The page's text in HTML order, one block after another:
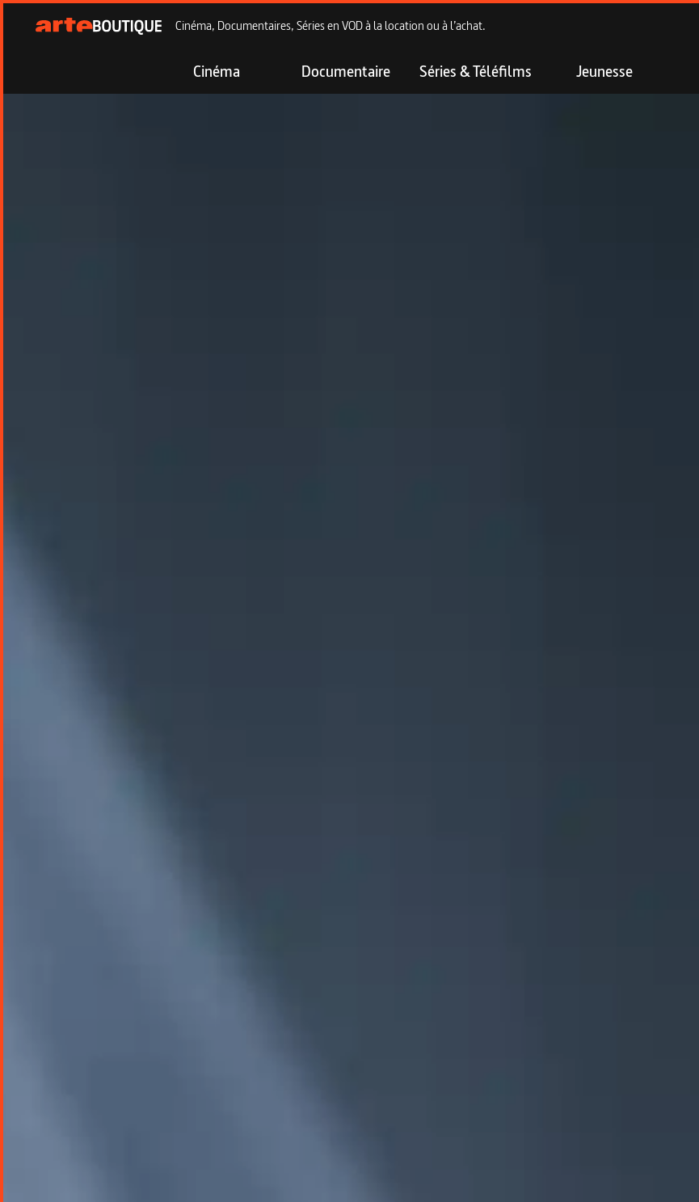
Cinéma, Documentaires, Séries en VOD à la location ou à l’achat.
Cinéma Documentaire Séries & Téléfilms Jeunesse